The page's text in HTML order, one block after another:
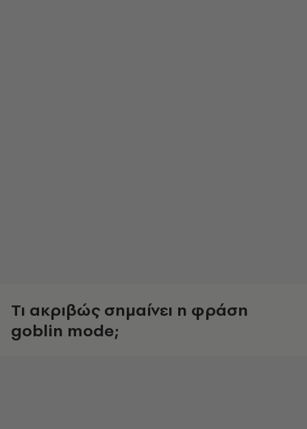
Τι ακριβώς σημαίνει η φράση
goblin mode;